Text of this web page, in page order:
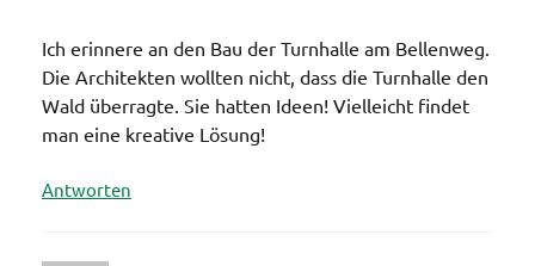
Ich erinnere an den Bau der Turnhalle am Bellenweg.
Die Architekten wollten nicht, dass die Turnhalle den
Wald überragte. Sie hatten Ideen! Vielleicht findet
man eine kreative Lösung!
Antworten